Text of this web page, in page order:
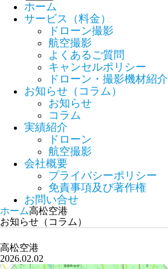
ホーム
サービス（料金）
ドローン撮影
航空撮影
よくあるご質問
キャンセルポリシー
ドローン・撮影機材紹介
お知らせ（コラム）
お知らせ
コラム
実績紹介
ドローン
航空撮影
会社概要
プライバシーポリシー
免責事項及び著作権
お問い合せ
ホーム高松空港
お知らせ（コラム）
高松空港
2026.02.02